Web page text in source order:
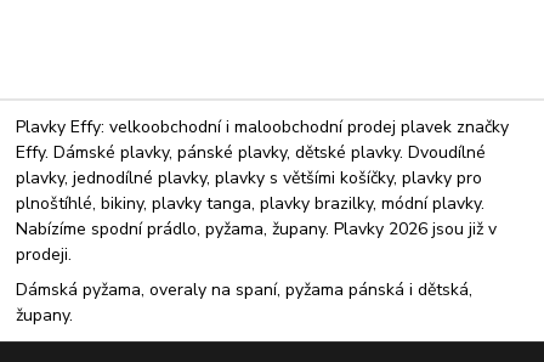
Plavky Effy: velkoobchodní i maloobchodní prodej plavek značky
Effy. Dámské plavky, pánské plavky, dětské plavky. Dvoudílné
plavky, jednodílné plavky, plavky s většími košíčky, plavky pro
plnoštíhlé, bikiny, plavky tanga, plavky brazilky, módní plavky.
Nabízíme spodní prádlo, pyžama, župany. Plavky 2026 jsou již v
prodeji.
Dámská pyžama, overaly na spaní, pyžama pánská i dětská,
župany.